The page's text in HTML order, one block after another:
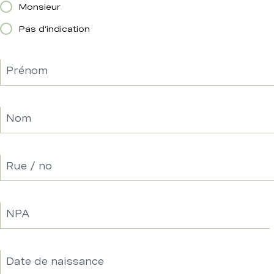
Monsieur
Pas d’indication
Prénom
Nom
Rue / no
NPA
Date de naissance